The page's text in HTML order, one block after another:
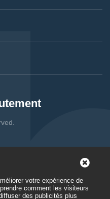
votre expérience de
comment les visiteurs
des publicités plus